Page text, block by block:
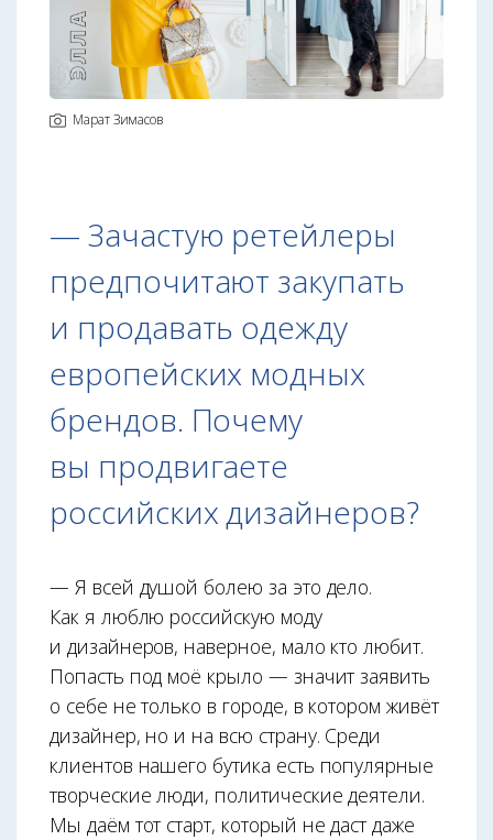
Марат Зимасов
— Зачастую ретейлеры
предпочитают закупать
и продавать одежду
европейских модных
брендов. Почему
вы продвигаете
российских дизайнеров?
— Я всей душой болею за это дело.
Как я люблю российскую моду
и дизайнеров, наверное, мало кто любит.
Попасть под моё крыло — значит заявить
о себе не только в городе, в котором живёт
дизайнер, но и на всю страну. Среди
клиентов нашего бутика есть популярные
творческие люди, политические деятели.
Мы даём тот старт, который не даст даже